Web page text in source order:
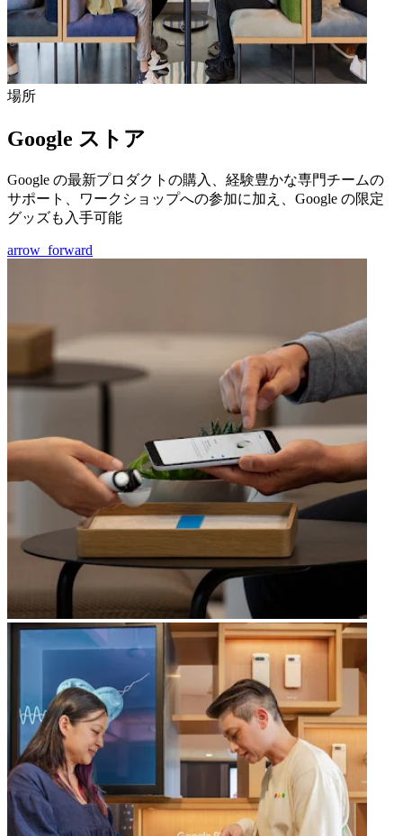
場所
Google ストア
Google の最新プロダクトの購入、経験豊かな専門チームの
サポート、ワークショップへの参加に加え、Google の限定
グッズも入手可能
arrow_forward